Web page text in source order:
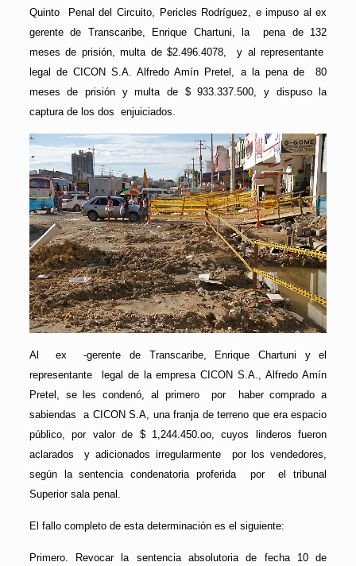
Quinto Penal del Circuito, Pericles Rodríguez, e impuso al ex
gerente de Transcaribe, Enrique Chartuni, la pena de 132
meses de prisión, multa de $2.496.4078, y al representante
legal de CICON S.A. Alfredo Amín Pretel, a la pena de 80
meses de prisión y multa de $ 933.337.500, y dispuso la
captura de los dos enjuiciados.
Al ex -gerente de Transcaribe, Enrique Chartuni y el
representante legal de la empresa CICON S.A., Alfredo Amín
Pretel, se les condenó, al primero por haber comprado a
sabiendas a CICON S.A, una franja de terreno que era espacio
público, por valor de $ 1,244.450.oo, cuyos linderos fueron
aclarados y adicionados irregularmente por los vendedores,
según la sentencia condenatoria proferida por el tribunal
Superior sala penal.
El fallo completo de esta determinación es el siguiente:
Primero. Revocar la sentencia absolutoria de fecha 10 de